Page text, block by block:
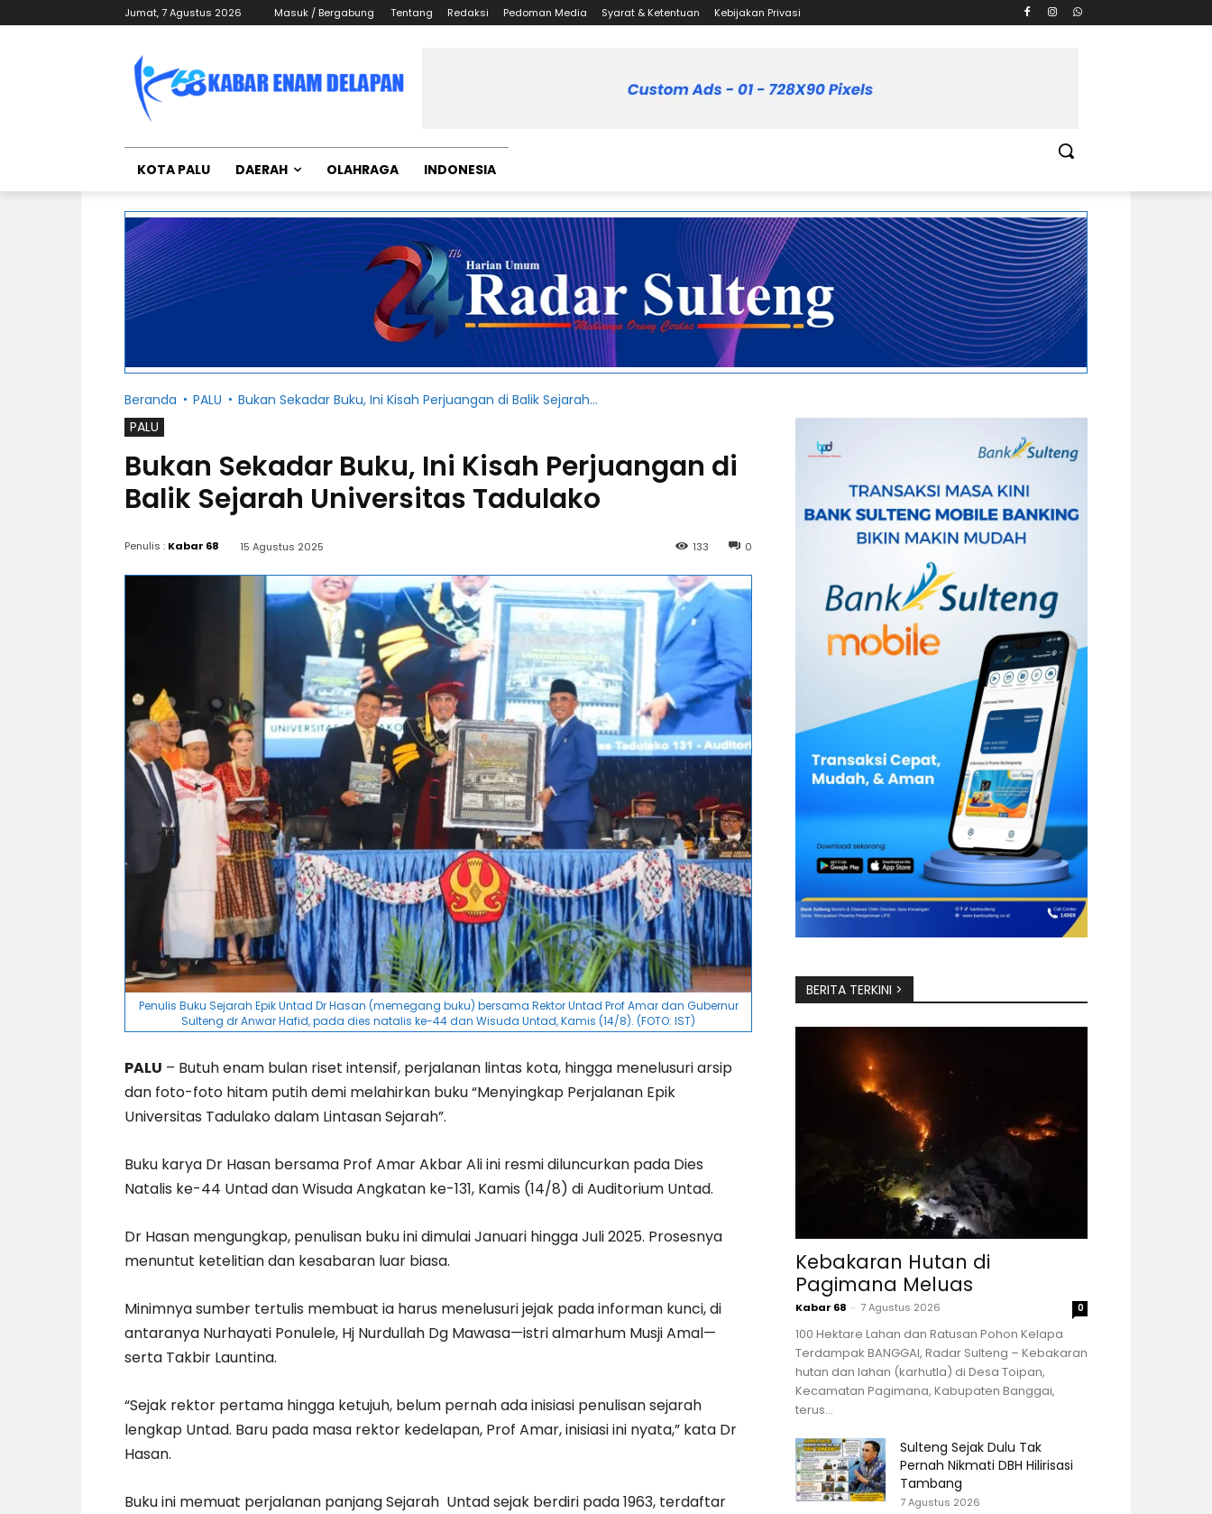
Jumat, 7 Agustus 2026 Masuk / Bergabung Tentang Redaksi Pedoman Media Syarat & Ketentuan Kebijakan Privasi
KOTA PALU DAERAH OLAHRAGA INDONESIA
Beranda PALU
Bukan Sekadar Buku, Ini Kisah Perjuangan di Balik Sejarah...
PALU
Bukan Sekadar Buku, Ini Kisah Perjuangan di
Balik Sejarah Universitas Tadulako
Penulis : Kabar 68 15 Agustus 2025 0
133
Penulis Buku Sejarah Epik Untad Dr Hasan (memegang buku) bersama Rektor Untad Prof Amar dan Gubernur
Sulteng dr Anwar Hafid, pada dies natalis ke-44 dan Wisuda Untad, Kamis (14/8). (FOTO: IST)
PALU – Butuh enam bulan riset intensif, perjalanan lintas kota, hingga menelusuri arsip
dan foto-foto hitam putih demi melahirkan buku “Menyingkap Perjalanan Epik
Universitas Tadulako dalam Lintasan Sejarah”.
Buku karya Dr Hasan bersama Prof Amar Akbar Ali ini resmi diluncurkan pada Dies
Natalis ke-44 Untad dan Wisuda Angkatan ke-131, Kamis (14/8) di Auditorium Untad.
Dr Hasan mengungkap, penulisan buku ini dimulai Januari hingga Juli 2025. Prosesnya
menuntut ketelitian dan kesabaran luar biasa.
Minimnya sumber tertulis membuat ia harus menelusuri jejak pada informan kunci, di
antaranya Nurhayati Ponulele, Hj Nurdullah Dg Mawasa—istri almarhum Musji Amal—
serta Takbir Launtina.
“Sejak rektor pertama hingga ketujuh, belum pernah ada inisiasi penulisan sejarah
lengkap Untad. Baru pada masa rektor kedelapan, Prof Amar, inisiasi ini nyata,” kata Dr
Hasan.
Buku ini memuat perjalanan panjang Sejarah Untad sejak berdiri pada 1963, terdaftar
BERITA TERKINI >
Kebakaran Hutan di
Pagimana Meluas
Kabar 68 - 7 Agustus 2026 0
100 Hektare Lahan dan Ratusan Pohon Kelapa
Terdampak BANGGAI, Radar Sulteng – Kebakaran
hutan dan lahan (karhutla) di Desa Toipan,
Kecamatan Pagimana, Kabupaten Banggai,
terus...
Sulteng Sejak Dulu Tak
Pernah Nikmati DBH Hilirisasi
Tambang
7 Agustus 2026